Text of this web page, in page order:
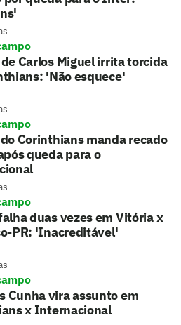
Carlos Miguel irrita torcida
'Não esquece'
Corinthians manda recado
queda para o
duas vezes em Vitória x
PR: 'Inacreditável'
Cunha vira assunto em
x Internacional